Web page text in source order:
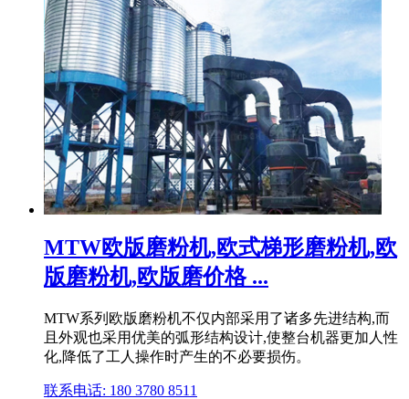
MTW欧版磨粉机,欧式梯形磨粉机,欧
版磨粉机,欧版磨价格 ...
MTW系列欧版磨粉机不仅内部采用了诸多先进结构,而
且外观也采用优美的弧形结构设计,使整台机器更加人性
化,降低了工人操作时产生的不必要损伤。
联系电话: 180 3780 8511